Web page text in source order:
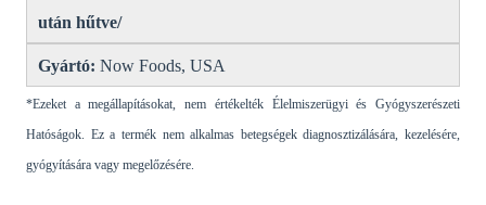
után hűtve/
Gyártó: Now Foods, USA
*Ezeket a megállapításokat, nem értékelték Élelmiszerügyi és Gyógyszerészeti
Hatóságok. Ez a termék nem alkalmas betegségek diagnosztizálására, kezelésére,
gyógyítására vagy megelőzésére.